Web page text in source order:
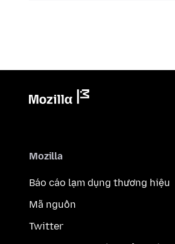
Mozilla
Báo cáo lạm dụng thương hiệu
Mã nguồn
Twitter